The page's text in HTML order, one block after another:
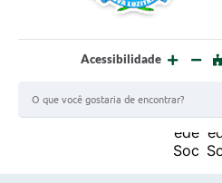
Acessibilidade